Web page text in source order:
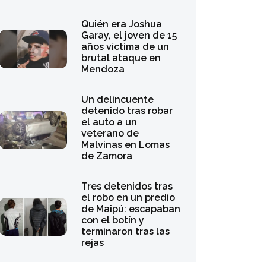
Quién era Joshua
Garay, el joven de 15
años víctima de un
brutal ataque en
Mendoza
Un delincuente
detenido tras robar
el auto a un
veterano de
Malvinas en Lomas
de Zamora
Tres detenidos tras
el robo en un predio
de Maipú: escapaban
con el botín y
terminaron tras las
rejas